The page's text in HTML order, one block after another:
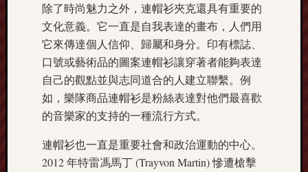
除了時尚魅力之外，連帽衫夾克還具有重要的
文化意義。它一直是自我表達的畫布，人們用
它來傳達個人信仰、歸屬和身分。印有標誌、
口號或藝術品的圖案連帽衫讓穿著者能夠表達
自己的觀點並與志同道合的人建立聯繫。例
如，樂隊商品連帽衫是粉絲表達對他們最喜歡
的音樂家的支持的一種流行方式。
連帽衫也一直是重要社會和政治運動的中心。
2012 年特雷馮馬丁 (Trayvon Martin) 慘遭槍擊